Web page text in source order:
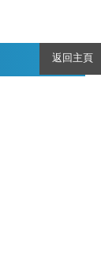
返回主頁